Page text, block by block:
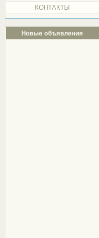
КОНТАКТЫ
Новые объявления